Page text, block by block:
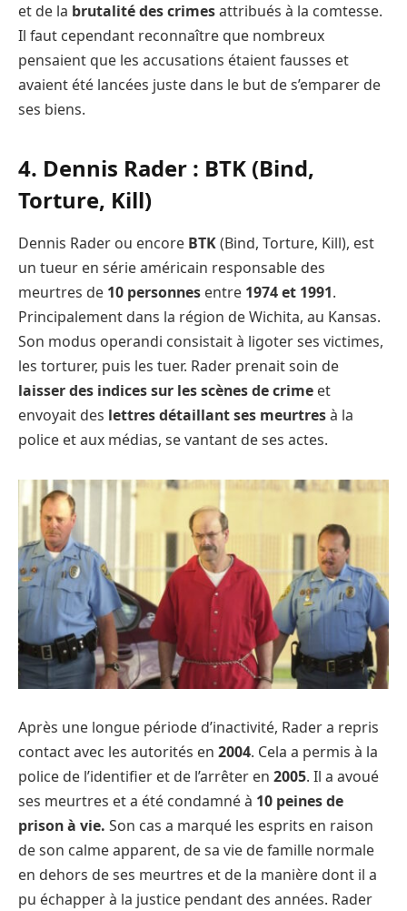
et de la brutalité des crimesattribués à la comtesse.
Il faut cependant reconnaître que nombreux
pensaient que les accusations étaient fausses et
avaient été lancées juste dans le but de s’emparer de
ses biens.
4. Dennis Rader : BTK (Bind,
Torture, Kill)
Dennis Rader ou encore BTK(Bind, Torture, Kill), est
un tueur en série américain responsable des
meurtres de 10 personnes entre 1974 et 1991.
Principalement dans la région de Wichita, au Kansas.
Son modus operandi consistait à ligoter ses victimes,
les torturer, puis les tuer. Rader prenait soin de
laisser des indices sur les scènes de crime et
envoyait des lettres détaillant ses meurtresà la
police et aux médias, se vantant de ses actes.
Après une longue période d’inactivité, Rader a repris
contact avec les autorités en 2004. Cela a permis à la
police de l’identifier et de l’arrêter en 2005. Il a avoué
ses meurtres et a été condamné à 10 peines de
prison à vie. Son cas a marqué les esprits en raison
de son calme apparent, de sa vie de famille normale
en dehors de ses meurtres et de la manière dont il a
pu échapper à la justice pendant des années. Rader